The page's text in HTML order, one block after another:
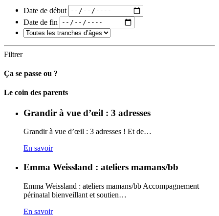
Date de début
Date de fin
Filtrer
Ça se passe ou ?
Carto
Le coin des parents
Grandir à vue d’œil : 3 adresses
Grandir à vue d’œil : 3 adresses ! Et de…
En savoir
Emma Weissland : ateliers mamans/bb
Emma Weissland : ateliers mamans/bb Accompagnement
périnatal bienveillant et soutien…
En savoir